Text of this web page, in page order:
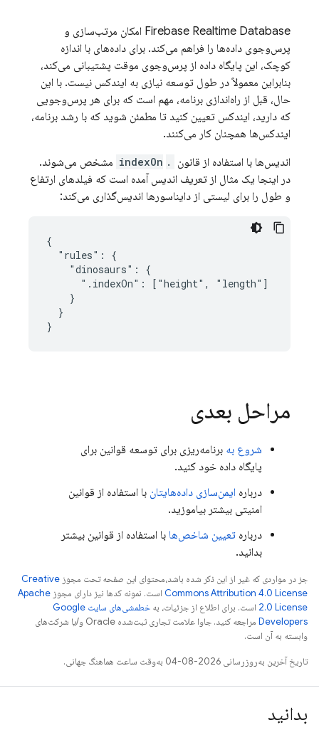
Firebase Realtime Database امکان مرتب‌سازی و
پرس‌وجوی داده‌ها را فراهم می‌کند. برای داده‌های با اندازه
کوچک، این پایگاه داده از پرس‌وجوی موقت پشتیبانی می‌کند،
بنابراین معمولاً در طول توسعه نیازی به ایندکس نیست. با این
حال، قبل از راه‌اندازی برنامه، مهم است که برای هر پرس‌وجویی
که دارید، ایندکس تعیین کنید تا مطمئن شوید که با رشد برنامه،
ایندکس‌ها همچنان کار می‌کنند.
اندیس‌ها با استفاده از قانون
.indexOn
‎ مشخص می‌شوند.
در اینجا یک مثال از تعریف اندیس آمده است که فیلدهای ارتفاع
و طول را برای لیستی از دایناسورها اندیس‌گذاری می‌کند:
{
  "rules": {
    "dinosaurs": {
      ".indexOn": ["height", "length"]
    }
  }
}
مراحل بعدی
شروع به برنامه‌ریزی برای توسعه قوانین برای
پایگاه داده خود کنید.
درباره ایمن‌سازی داده‌هایتان با استفاده از قوانین
امنیتی بیشتر بیاموزید.
درباره تعیین شاخص‌ها با استفاده از قوانین بیشتر
بدانید.
جز در مواردی که غیر از این ذکر شده باشد،‌محتوای این صفحه تحت مجوز Creative
Commons Attribution 4.0 License است. نمونه کدها نیز دارای مجوز Apache
2.0 License است. برای اطلاع از جزئیات، به
خطمشی‌های سایت Google
Developers‏
مراجعه کنید. جاوا علامت تجاری ثبت‌شده Oracle و/یا شرکت‌های
وابسته به آن است.
تاریخ آخرین به‌روزرسانی 2026-08-04 به‌وقت ساعت هماهنگ جهانی.
بدانید